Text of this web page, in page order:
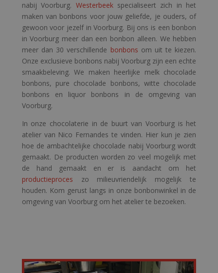
nabij Voorburg. Westerbeekspecialiseert zich in het
maken van bonbons voor jouw geliefde, je ouders, of
gewoon voor jezelf in Voorburg. Bij ons is een bonbon
in Voorburg meer dan een bonbon alleen. We hebben
meer dan 30 verschillende bonbons om uit te kiezen.
Onze exclusieve bonbons nabij Voorburg zijn een echte
smaakbeleving. We maken heerlijke melk chocolade
bonbons, pure chocolade bonbons, witte chocolade
bonbons en liquor bonbons in de omgeving van
Voorburg.
In onze chocolaterie in de buurt van Voorburg is het
atelier van Nico Fernandes te vinden. Hier kun je zien
hoe de ambachtelijke chocolade nabij Voorburg wordt
gemaakt. De producten worden zo veel mogelijk met
de hand gemaakt en er is aandacht om het
productieproces zo milieuvriendelijk mogelijk te
houden. Kom gerust langs in onze bonbonwinkel in de
omgeving van Voorburg om het atelier te bezoeken.